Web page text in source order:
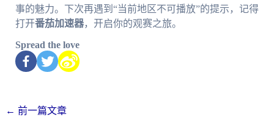
事的魅力。下次再遇到“当前地区不可播放”的提示，记得
打开番茄加速器，开启你的观赛之旅。
Spread the love
← 前一篇文章